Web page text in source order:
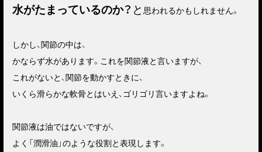
水がたまっているのか？ と 思われるかもしれません。
しかし、関節の中は、
かならず水があります。これを関節液と言いますが、
これがないと、関節を動かすときに、
いくら滑らかな軟骨とはいえ、ゴリゴリ言いますよね。
関節液は油ではないですが、
よく「潤滑油」のような役割と表現します。